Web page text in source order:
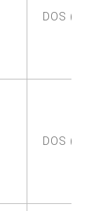
DOS (2)
DOS (2)